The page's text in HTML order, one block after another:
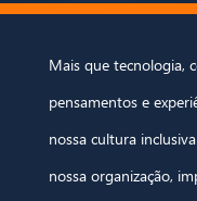
Mais que tecnologia,
pensamentos e
nossa cultura
nossa organização,